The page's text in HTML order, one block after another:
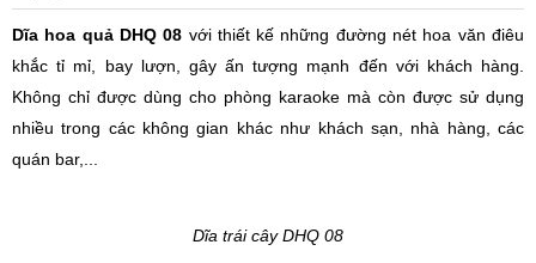
Dĩa hoa quả DHQ 08 với thiết kế những đường nét hoa văn điêu
khắc tỉ mỉ, bay lượn, gây ấn tượng mạnh đến với khách hàng.
Không chỉ được dùng cho phòng karaoke mà còn được sử dụng
nhiều trong các không gian khác như khách sạn, nhà hàng, các
quán bar,...
Dĩa trái cây DHQ 08